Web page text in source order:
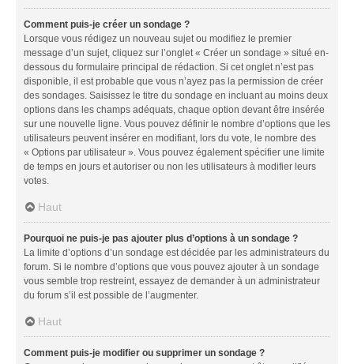
Comment puis-je créer un sondage ?
Lorsque vous rédigez un nouveau sujet ou modifiez le premier
message d’un sujet, cliquez sur l’onglet « Créer un sondage » situé en-
dessous du formulaire principal de rédaction. Si cet onglet n’est pas
disponible, il est probable que vous n’ayez pas la permission de créer
des sondages. Saisissez le titre du sondage en incluant au moins deux
options dans les champs adéquats, chaque option devant être insérée
sur une nouvelle ligne. Vous pouvez définir le nombre d’options que les
utilisateurs peuvent insérer en modifiant, lors du vote, le nombre des
« Options par utilisateur ». Vous pouvez également spécifier une limite
de temps en jours et autoriser ou non les utilisateurs à modifier leurs
votes.
Haut
Pourquoi ne puis-je pas ajouter plus d’options à un sondage ?
La limite d’options d’un sondage est décidée par les administrateurs du
forum. Si le nombre d’options que vous pouvez ajouter à un sondage
vous semble trop restreint, essayez de demander à un administrateur
du forum s’il est possible de l’augmenter.
Haut
Comment puis-je modifier ou supprimer un sondage ?